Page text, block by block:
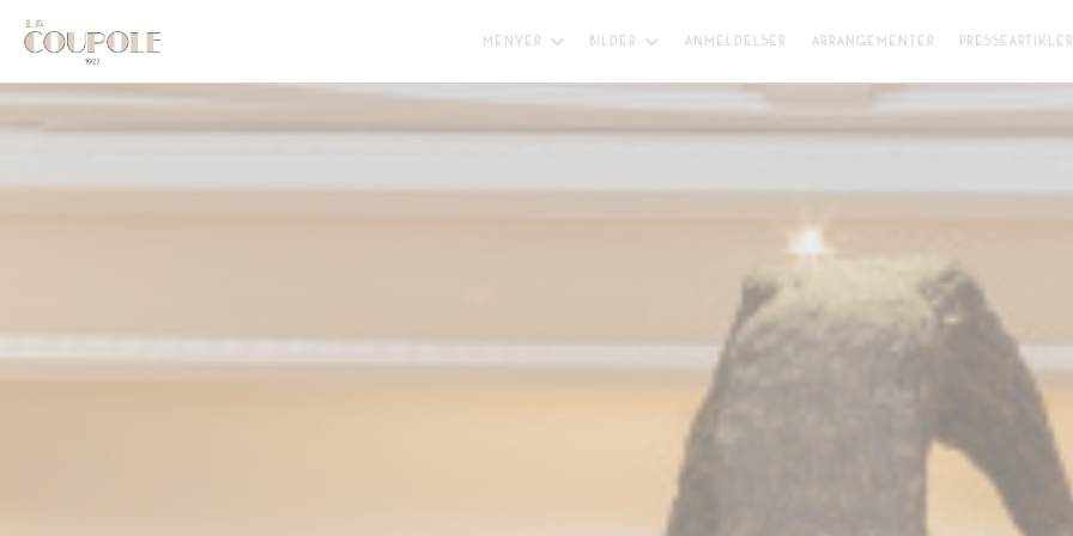
Panel for informasjonskapsler
MENYER BILDER ANMELDELSER ARRANGEMENTER PRESSEARTIKLER